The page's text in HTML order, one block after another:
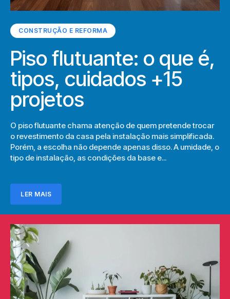
CONSTRUÇÃO E REFORMA
Piso flutuante: o que é,
tipos, cuidados +15
projetos
O piso flutuante chama atenção de quem pretende trocar
o revestimento da casa pela instalação mais simplificada.
Porém, a escolha não depende apenas disso. A umidade, o
tipo de instalação, as condições da base e...
LER MAIS